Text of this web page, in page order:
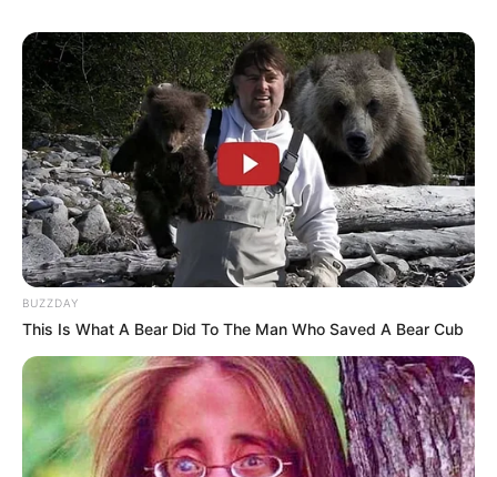
ΕΝΑΣ ΚΟΚΚΙΝΟΣ ΟΚΤΩΒΡΗΣ
ΞΕΚΙΝΑ.. Επιτέλους
μπαίνουμε σε αυτό
το_ΓΕΓΟΝΟΣ της ΘΥΕΛΛΑΣ
Σι και Πούτιν θα
συναντηθούν την επόμενη
εβδομάδα για πρώτη φορά
μετά...
BRICS: Η Ρωσία Και Η Ινδία
Δεν Χρειάζονται Πια Δολάριο
ΗΠΑ
Το Judicial Watch
αποκαλύπτει το σχέδιο
προπαγάνδας της
κυβέρνησης Μπάιντεν για
την...
BUZZDAY
This Is What A Bear Did To The Man Who Saved A Bear Cub